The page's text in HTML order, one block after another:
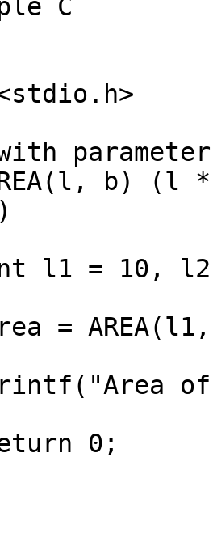
C
parameter
b) (l